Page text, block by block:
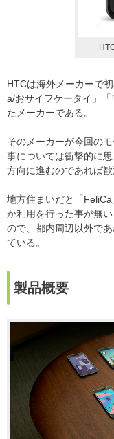
HTCは海外メーカーで
a/おサイフケータイ」「
たメーカーである。
そのメーカーが今回の
事については衝撃的に
方向に進むのであれば歓
地方住まいだと「
か利用を行った事が無
ので、都内周辺以外で
ている。
製品概要